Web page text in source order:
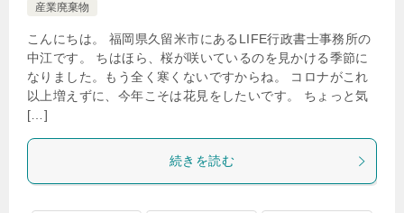
産業廃棄物
こんにちは。 福岡県久留米市にあるLIFE行政書士事務所の
中江です。 ちはほら、桜が咲いているのを見かける季節に
なりました。もう全く寒くないですからね。 コロナがこれ
以上増えずに、今年こそは花見をしたいです。 ちょっと気
[…]
続きを読む